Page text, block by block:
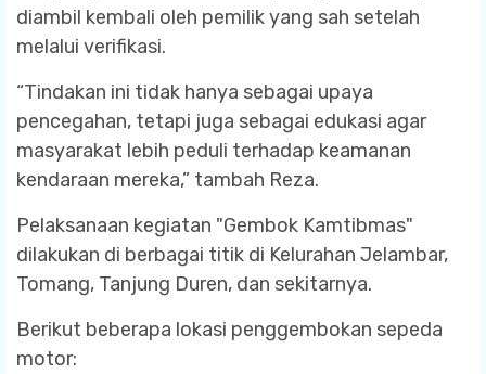
diambil kembali oleh pemilik yang sah setelah
melalui verifikasi.
“Tindakan ini tidak hanya sebagai upaya
pencegahan, tetapi juga sebagai edukasi agar
masyarakat lebih peduli terhadap keamanan
kendaraan mereka,” tambah Reza.
Pelaksanaan kegiatan "Gembok Kamtibmas"
dilakukan di berbagai titik di Kelurahan Jelambar,
Tomang, Tanjung Duren, dan sekitarnya.
Berikut beberapa lokasi penggembokan sepeda
motor: